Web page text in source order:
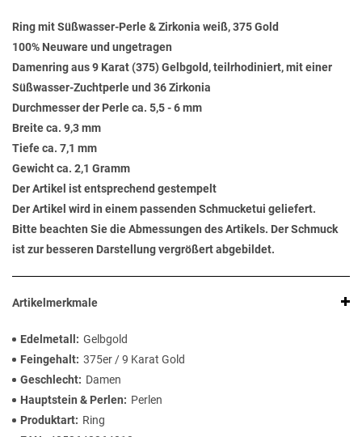
Ring mit Süßwasser-Perle & Zirkonia weiß, 375 Gold
100% Neuware und ungetragen
Damenring aus 9 Karat (375) Gelbgold, teilrhodiniert, mit einer
Süßwasser-Zuchtperle und 36 Zirkonia
Durchmesser der Perle ca. 5,5 - 6 mm
Breite ca. 9,3 mm
Tiefe ca. 7,1 mm
Gewicht ca. 2,1 Gramm
Der Artikel ist entsprechend gestempelt
Der Artikel wird in einem passenden Schmucketui geliefert.
Bitte beachten Sie die Abmessungen des Artikels. Der Schmuck
ist zur besseren Darstellung vergrößert abgebildet.
Artikelmerkmale
Edelmetall
Gelbgold
Feingehalt 375er / 9 Karat Gold
Geschlecht
Damen
Hauptstein & Perlen
Perlen
Produktart
Ring